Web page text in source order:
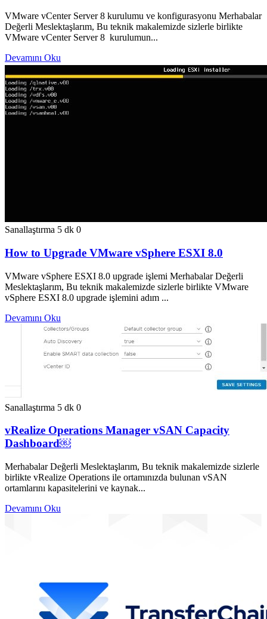
VMware vCenter Server 8 kurulumu ve konfigurasyonu Merhabalar
Değerli Meslektaşlarım, Bu teknik makalemizde sizlerle birlikte
VMware vCenter Server 8 kurulumun...
Devamını Oku
Sanallaştırma 5 dk 0
How to Upgrade VMware vSphere ESXI 8.0
VMware vSphere ESXI 8.0 upgrade işlemi Merhabalar Değerli
Meslektaşlarım, Bu teknik makalemizde sizlerle birlikte VMware
vSphere ESXI 8.0 upgrade işlemini adım ...
Devamını Oku
Sanallaştırma 5 dk 0
vRealize Operations Manager vSAN Capacity
Dashboard￼
Merhabalar Değerli Meslektaşlarım, Bu teknik makalemizde sizlerle
birlikte vRealize Operations ile ortamınızda bulunan vSAN
ortamlarını kapasitelerini ve kaynak...
Devamını Oku